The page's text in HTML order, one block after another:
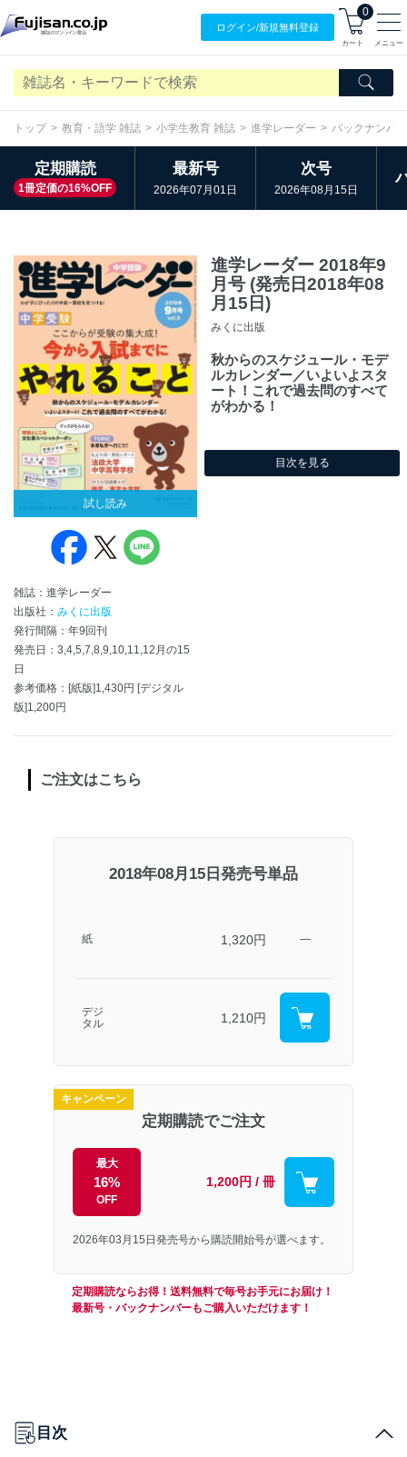
ログイン/新規無料登録
0
カート メニュー
トップ 教育・語学 雑誌 小学生教育 雑誌 進学レーダー バックナンバー
定期購読
1冊定価の16%OFF
最新号
2026年07月01日
次号
2026年08月15日
試し読み
雑誌：進学レーダー
出版社： みくに出版
発行間隔：年9回刊
発売日：3,4,5,7,8,9,10,11,12月の15
日
参考価格：[紙版]1,430円 [デジタル
版]1,200円
進学レーダー 2018年9
月号 (発売日2018年08
月15日)
みくに出版
秋からのスケジュール・モデ
ルカレンダー／いよいよスタ
ート！これで過去問のすべて
がわかる！
目次を見る
ご注文はこちら
2018年08月15日発売号単品
紙 1,320円 ―
デジ
タル
1,210円
キャンペーン
定期購読でご注文
最大
16%
OFF
1,200円 / 冊
2026年03月15日発売号から購読開始号が選べます。
定期購読ならお得！送料無料で毎号お手元にお届け！
最新号・バックナンバーもご購入いただけます！
目次